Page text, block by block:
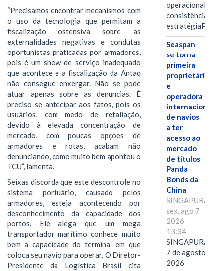
“Precisamos encontrar mecanismos com
o uso da tecnologia que permitam a
fiscalização ostensiva sobre as
externalidades negativas e condutas
oportunistas praticadas por armadores,
pois é um show de serviço inadequado
que acontece e a fiscalização da Antaq
não consegue enxergar. Não se pode
atuar apenas sobre as denúncias. É
preciso se antecipar aos fatos, pois os
usuários, com medo de retaliação,
devido à elevada concentração de
mercado, com poucas opções de
armadores e rotas, acabam não
denunciando, como muito bem apontou o
TCU”, lamenta.
Seixas discorda que este descontrole no
sistema portuário, causado pelos
armadores, esteja acontecendo por
desconhecimento da capacidade dos
portos. Ele alega que um mega
transportador marítimo conhece muito
bem a capacidade do terminal em que
coloca seu navio para operar. O Diretor-
Presidente da Logística Brasil cita
operacional e a
consistência de
Seaspan
se torna
primeira
proprietária
e
operadora
internacional
de navios
a ter
acesso ao
mercado
de títulos
Panda
Bonds da
China
SINGAPURA,
sex, ago 7
2026
13:34
SINGAPURA,
7 de agosto de
2026